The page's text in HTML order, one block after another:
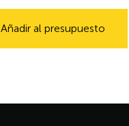
Añadir al presupuesto